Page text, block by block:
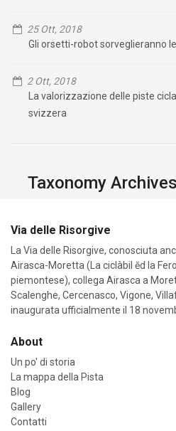
25 Ott, 2018
Gli orsetti-robot sorveglieranno
2 Ott, 2018
La valorizzazione delle piste
svizzera
Taxonomy
Via delle Risorgive
La Via delle Risorgive, conosciuta
Airasca-Moretta (La ciclàbil ĕd la
piemontese), collega Airasca a
Scalenghe, Cercenasco, Vigone,
inaugurata ufficialmente il 18
About
Un po' di storia
La mappa della Pista
Blog
Gallery
Contatti